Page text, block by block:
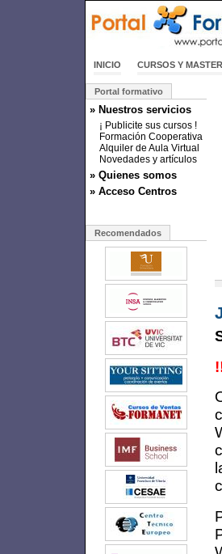
INICIO CURSOS Y
Portal formativo
» Nuestros servicios
¡ Publicite sus cursos !
Formación Cooperativa
Alquiler de Aula Virtual
Novedades y artículos
» Quienes somos
» Acceso Centros
Recomendados